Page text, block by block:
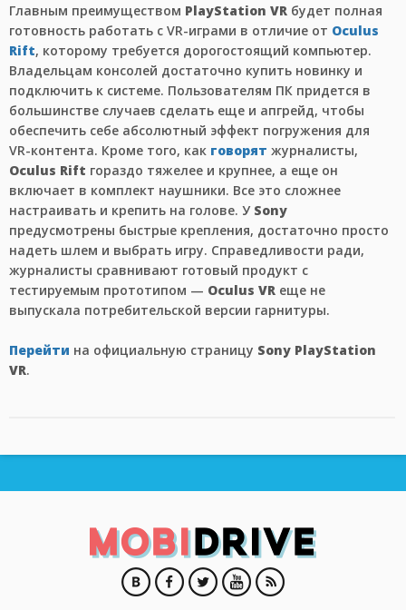
Главным преимуществом PlayStation VR будет полная
готовность работать с VR-играми в отличие от Oculus
Rift, которому требуется дорогостоящий компьютер.
Владельцам консолей достаточно купить новинку и
подключить к системе. Пользователям ПК придется в
большинстве случаев сделать еще и апгрейд, чтобы
обеспечить себе абсолютный эффект погружения для
VR-контента. Кроме того, как говорят журналисты,
Oculus Rift гораздо тяжелее и крупнее, а еще он
включает в комплект наушники. Все это сложнее
настраивать и крепить на голове. У Sony
предусмотрены быстрые крепления, достаточно просто
надеть шлем и выбрать игру. Справедливости ради,
журналисты сравнивают готовый продукт с
тестируемым прототипом — Oculus VR еще не
выпускала потребительской версии гарнитуры.
Перейти на официальную страницу Sony PlayStation
VR.